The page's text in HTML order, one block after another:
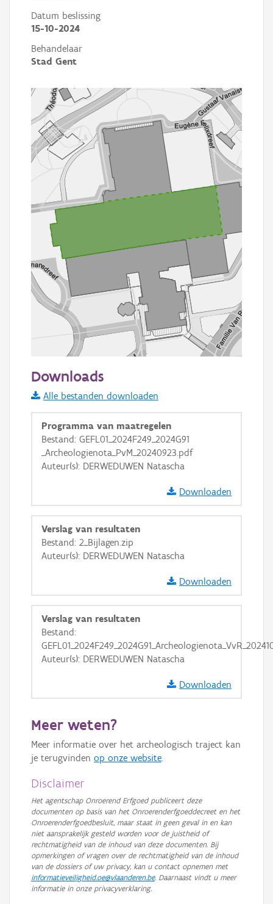
Datum beslissing
15-10-2024
Behandelaar
Stad Gent
Informatie Vlaanderen
i
+ −
Basis Lagen
Ortho
GRB-Basiskaart in grijswaarden
Downloads
Alle bestanden downloaden
Programma van maatregelen
Bestand: GEFL01_2024F249_2024G91
_Archeologienota_PvM_20240923.pdf
Auteur(s): DERWEDUWEN Natascha
Downloaden
Verslag van resultaten
Bestand: 2_Bijlagen.zip
Auteur(s): DERWEDUWEN Natascha
Downloaden
Verslag van resultaten
Bestand:
Auteur(s): DERWEDUWEN Natascha
Downloaden
Meer weten?
Meer informatie over het archeologisch traject kan
je terugvinden op onze website.
Disclaimer
Het agentschap Onroerend Erfgoed publiceert deze
documenten op basis van het Onroerenderfgoeddecreet en het
Onroerenderfgoedbesluit, maar staat in geen geval in en kan
niet aansprakelijk gesteld worden voor de juistheid of
rechtmatigheid van de inhoud van deze documenten. Bij
opmerkingen of vragen over de rechtmatigheid van de inhoud
van de dossiers of uw privacy, kan u contact opnemen met
informatieveiligheid.oe@vlaanderen.be. Daarnaast vindt u meer
informatie in onze privacyverklaring.